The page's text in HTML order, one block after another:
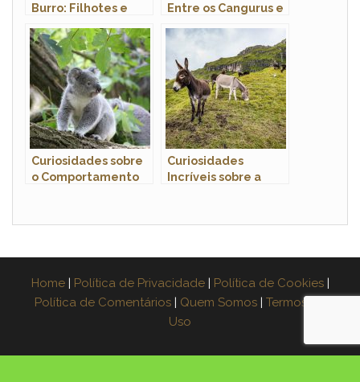
Burro: Filhotes e
Gestação
Entre os Cangurus e
Curiosidades sobre
o Comportamento
Marsupiais
Curiosidades
Incríveis sobre a
Home | Política de Privacidade | Política de Cookies |
Política de Comentários | Quem Somos | Termos de
Uso